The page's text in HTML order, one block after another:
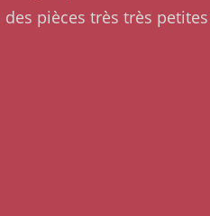
pièces très très petites